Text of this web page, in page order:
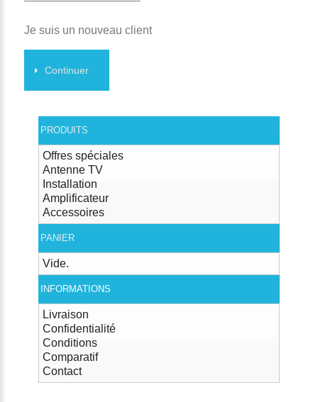
Je suis un nouveau client
Continuer
PRODUITS
Offres spéciales
Antenne TV
Installation
Amplificateur
Accessoires
PANIER
Vide.
INFORMATIONS
Livraison
Confidentialité
Conditions
Comparatif
Contact